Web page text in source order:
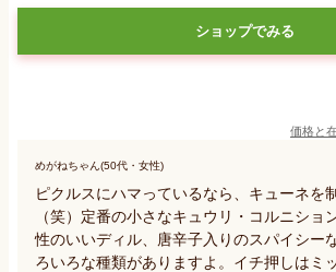
ショップでみる
価格と
めがねちゃん(50代・女性)
ピクルスにハマっているなら、キューネを
（笑）定番の小さなキュウリ・コルニショ
性のいいディル、唐辛子入りのスパイシー
ろいろな種類がありますよ。イチ押しはミ